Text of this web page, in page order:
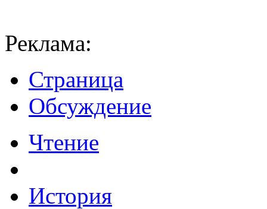
Реклама:
Страница
Обсуждение
Чтение
История